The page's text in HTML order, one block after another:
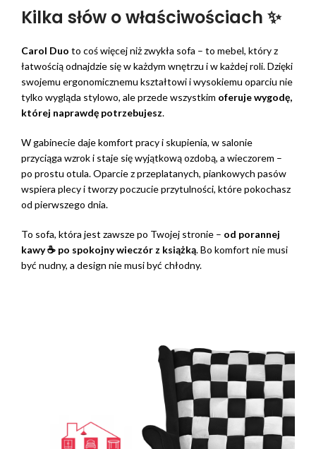
Kilka słów o właściwościach ✨
Carol Duo to coś więcej niż zwykła sofa – to mebel, który z
łatwością odnajdzie się w każdym wnętrzu i w każdej roli. Dzięki
swojemu ergonomicznemu kształtowi i wysokiemu oparciu nie
tylko wygląda stylowo, ale przede wszystkim oferuje wygodę,
której naprawdę potrzebujesz.
W gabinecie daje komfort pracy i skupienia, w salonie
przyciąga wzrok i staje się wyjątkową ozdobą, a wieczorem –
po prostu otula. Oparcie z przeplatanych, piankowych pasów
wspiera plecy i tworzy poczucie przytulności, które pokochasz
od pierwszego dnia.
To sofa, która jest zawsze po Twojej stronie – od porannej
kawy ☕ po spokojny wieczór z książką. Bo komfort nie musi
być nudny, a design nie musi być chłodny.